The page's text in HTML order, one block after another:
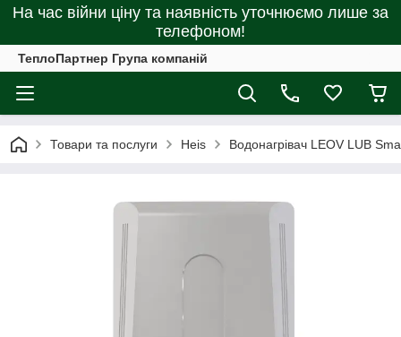
На час війни ціну та наявність уточнюємо лише за
телефоном!
ТеплоПартнер Група компаній
Товари та послуги Heis Водонагрівач LEOV LUB